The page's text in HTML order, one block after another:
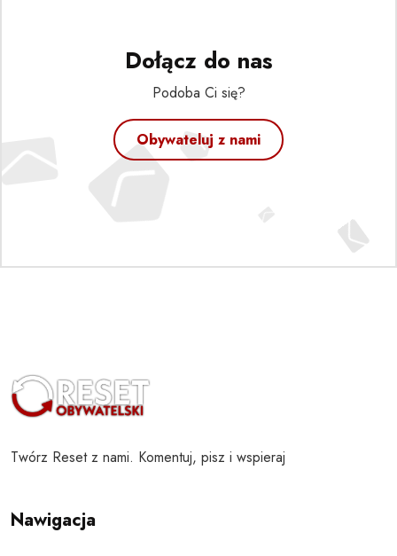
Dołącz do nas
Podoba Ci się?
Obywateluj z nami
Twórz Reset z nami. Komentuj, pisz i wspieraj
Nawigacja